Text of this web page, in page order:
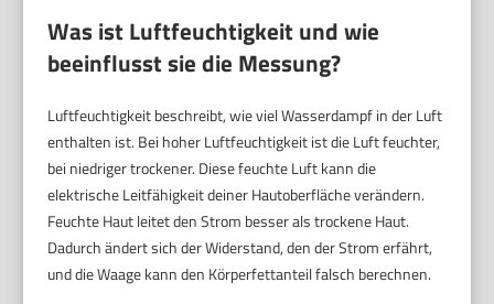
Was ist Luftfeuchtigkeit und wie
beeinflusst sie die Messung?
Luftfeuchtigkeit beschreibt, wie viel Wasserdampf in der Luft
enthalten ist. Bei hoher Luftfeuchtigkeit ist die Luft feuchter,
bei niedriger trockener. Diese feuchte Luft kann die
elektrische Leitfähigkeit deiner Hautoberfläche verändern.
Feuchte Haut leitet den Strom besser als trockene Haut.
Dadurch ändert sich der Widerstand, den der Strom erfährt,
und die Waage kann den Körperfettanteil falsch berechnen.